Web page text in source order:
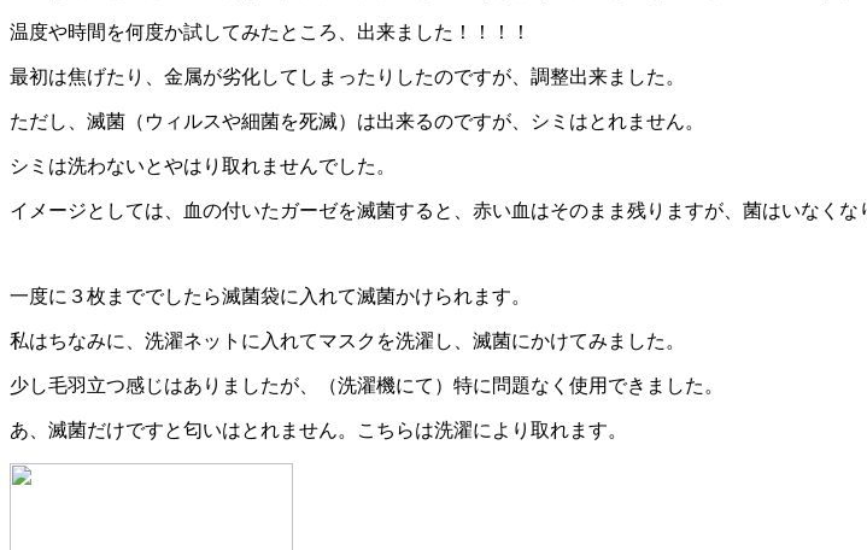
温度や時間を何度か試してみたところ、出来ました！！！！
最初は焦げたり、金属が劣化してしまったりしたのですが、調整出来ました。
ただし、滅菌（ウィルスや細菌を死滅）は出来るのですが、シミはとれません。
シミは洗わないとやはり取れませんでした。
イメージとしては、血の付いたガーゼを滅菌すると、赤い血はそのまま残りますが、菌はいなく
一度に３枚まででしたら滅菌袋に入れて滅菌かけられます。
私はちなみに、洗濯ネットに入れてマスクを洗濯し、滅菌にかけてみました。
少し毛羽立つ感じはありましたが、（洗濯機にて）特に問題なく使用できました。
あ、滅菌だけですと匂いはとれません。こちらは洗濯により取れます。